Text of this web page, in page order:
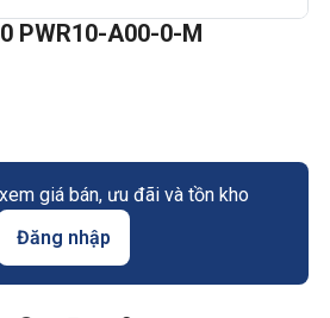
PWR10-A00-0-M
giá bán, ưu đãi và tồn kho
Đăng nhập